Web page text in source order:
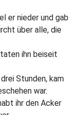
er nieder und gab
über alle, die
ihn beiseit
Stunden, kam
war.
ihr den Acker